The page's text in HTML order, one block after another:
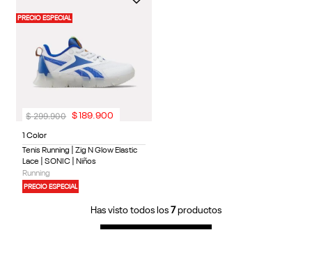
PRECIO ESPECIAL
1 Color
Tenis Running | Zig N Glow Elastic
Lace | SONIC | Niños
Running
PRECIO ESPECIAL
$ 299.900 $189.900
Has visto todos los 7 productos